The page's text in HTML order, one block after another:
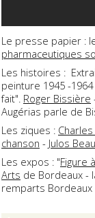
Le presse papier :
pharmaceutiques
Les histoires :
peinture 1945 -
fait". Roger Bissière
Augérias parle de
Les ziques :
chanson - Julos
Les expos : "Figure
Arts de Bordeaux -
remparts Bordeaux